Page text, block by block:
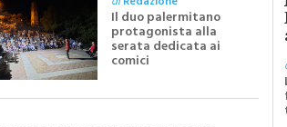
diRedazione
Il duo palermitano
protagonista alla
serata dedicata ai
comici